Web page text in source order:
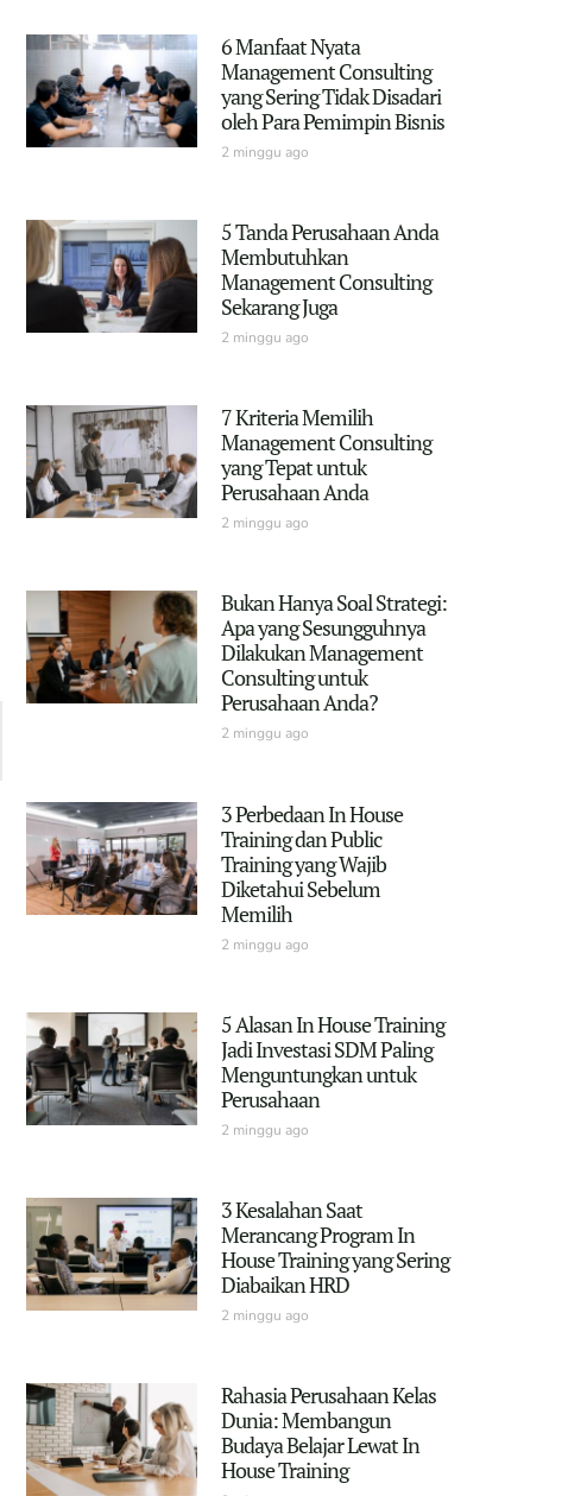
6 Manfaat Nyata
Management Consulting
yang Sering Tidak Disadari
oleh Para Pemimpin Bisnis
2 minggu ago
5 Tanda Perusahaan Anda
Membutuhkan
Management Consulting
Sekarang Juga
2 minggu ago
7 Kriteria Memilih
Management Consulting
yang Tepat untuk
Perusahaan Anda
2 minggu ago
Bukan Hanya Soal Strategi:
Apa yang Sesungguhnya
Dilakukan Management
Consulting untuk
Perusahaan Anda?
2 minggu ago
3 Perbedaan In House
Training dan Public
Training yang Wajib
Diketahui Sebelum
Memilih
2 minggu ago
5 Alasan In House Training
Jadi Investasi SDM Paling
Menguntungkan untuk
Perusahaan
2 minggu ago
3 Kesalahan Saat
Merancang Program In
House Training yang Sering
Diabaikan HRD
2 minggu ago
Rahasia Perusahaan Kelas
Dunia: Membangun
Budaya Belajar Lewat In
House Training